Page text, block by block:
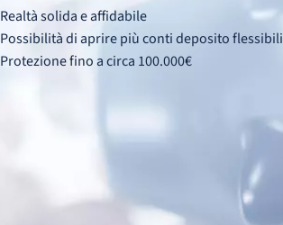
Realtà solida e affidabile
Possibilità di aprire più conti deposito flessibili
Protezione fino a circa 100.000€